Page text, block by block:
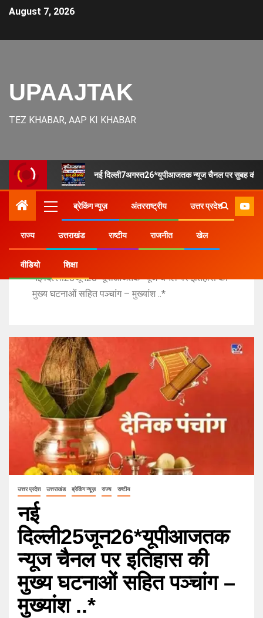
August 7, 2026
UPAAJTAK
TEZ KHABAR, AAP KI KHABAR
नई दिल्ली7अगस्त26*यूपीआजतक न्यूज चैनल पर सुबह की
ब्रेकिंग न्यूज़ अंतरराष्ट्रीय उत्तर प्रदेश
राज्य उत्तराखंड राष्टीय राजनीत खेल
वीडियो शिक्षा
Home
उत्तर प्रदेश
नई दिल्ली25जून26*यूपीआजतक न्यूज चैनल पर इतिहास की
मुख्य घटनाओं सहित पञ्चांग – मुख्यांश ..*
उत्तर प्रदेश उत्तराखंड ब्रेकिंग न्यूज़ राज्य राष्टीय
नई
दिल्ली25जून26*यूपीआजतक
न्यूज चैनल पर इतिहास की
मुख्य घटनाओं सहित पञ्चांग –
मुख्यांश ..*